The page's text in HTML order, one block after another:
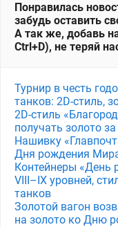
Понравилась
забудь оставить
А так же, добавь
Ctrl+D), не теряй
Турнир в честь
танков: 2D-стиль,
2D-стиль
получать золото
Нашивку
Дня рождения
Контейнеры «День
VIII–IX уровней,
танков
Золотой вагон
на золото ко Дню